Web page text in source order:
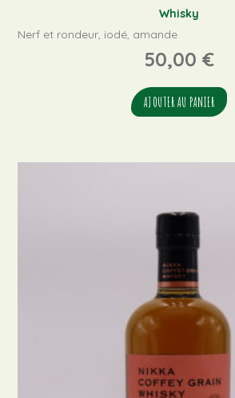
Whisky
Nerf et rondeur, iodé, amande
50,00 €
AJOUTER AU PANIER